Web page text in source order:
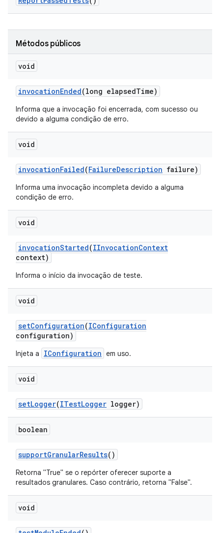
Métodos públicos
void
invocationEnded(long elapsedTime)
Informa que a invocação foi encerrada, com sucesso ou
devido a alguma condição de erro.
void
invocationFailed(FailureDescription failure)
Informa uma invocação incompleta devido a alguma
condição de erro.
void
invocationStarted(IInvocationContext
context)
Informa o início da invocação de teste.
void
setConfiguration(IConfiguration
configuration)
Injeta a IConfiguration em uso.
void
setLogger(ITestLogger logger)
boolean
supportGranularResults()
Retorna "True" se o repórter oferecer suporte a
resultados granulares. Caso contrário, retorna "False".
void